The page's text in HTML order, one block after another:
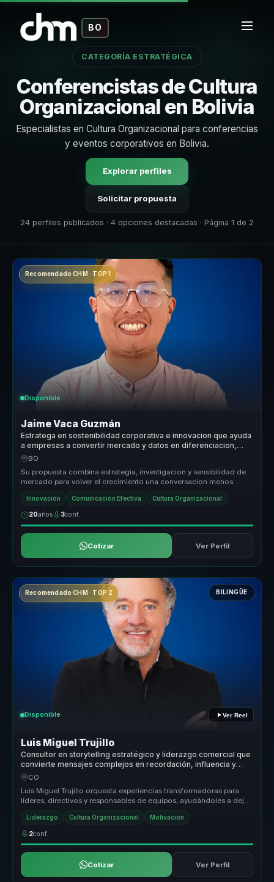
BO
CATEGORÍA ESTRATÉGICA
Conferencistas de Cultura
Organizacional en Bolivia
Especialistas en Cultura Organizacional para conferencias
y eventos corporativos en Bolivia.
Explorar perfiles
Solicitar propuesta
24 perfiles publicados · 4 opciones destacadas · Página 1 de 2
Recomendado CHM · TOP 1
Disponible
Jaime Vaca Guzmán
Estratega en sostenibilidad corporativa e innovacion que ayuda
a empresas a convertir mercado y datos en diferenciacion,
crecimiento y criterio.
BO
Su propuesta combina estrategia, investigacion y sensibilidad de
mercado para volver el crecimiento una conversacion menos
intuitiva y ma...
Innovación Comunicación Efectiva Cultura Organizacional
20años 3conf.
Cotizar Ver Perfil
Recomendado CHM · TOP 2 BILINGÜE
Disponible Ver Reel
Luis Miguel Trujillo
Consultor en storytelling estratégico y liderazgo comercial que
convierte mensajes complejos en recordación, influencia y
motivación para líderes y equipos.
CO
Luis Miguel Trujillo orquesta experiencias transformadoras para
líderes, directivos y responsables de equipos, ayudándoles a dejar
atrás ...
Liderazgo Cultura Organizacional Motivación
2conf.
Cotizar Ver Perfil